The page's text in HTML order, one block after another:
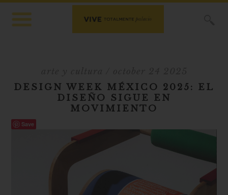
DESIGN WEEK MÉXICO 2025: EL
DISEÑO SIGUE EN
MOVIMIENTO
Save